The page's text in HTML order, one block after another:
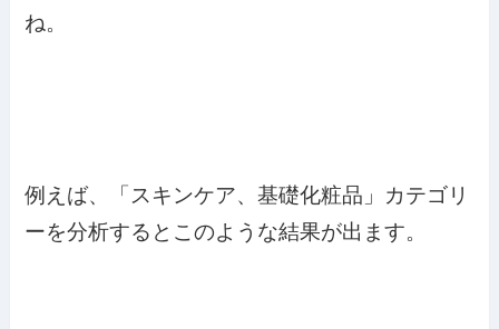
ね。
例えば、「スキンケア、基礎化粧品」カテゴリ
ーを分析するとこのような結果が出ます。